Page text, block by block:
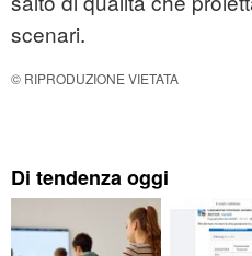
scenari.
© RIPRODUZIONE VIETATA
Di tendenza oggi